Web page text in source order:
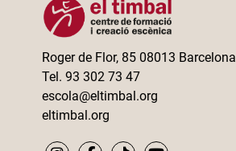
Roger de Flor, 85 08013 Barcelona
Tel. 93 302 73 47
escola@eltimbal.org
eltimbal.org